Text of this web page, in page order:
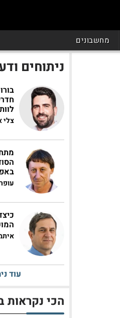
מחשבונים
ניתוחים
צלי
עוד
הכי נקראות